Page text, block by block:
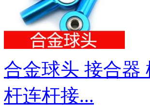
合金球头 接合器
杆连杆接...